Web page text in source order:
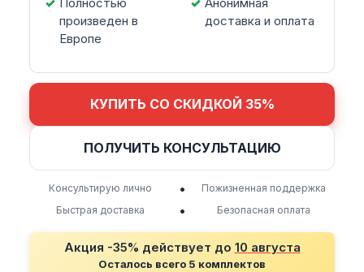
произведен в
Европе
доставка и оплата
КУПИТЬ СО СКИДКОЙ 35%
ПОЛУЧИТЬ КОНСУЛЬТАЦИЮ
Консультирую лично •
Пожизненная поддержка
Быстрая доставка
• Безопасная оплата
Акция -35% действует до 10 августа
Осталось всего 5 комплектов